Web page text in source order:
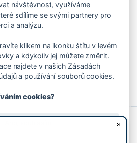
Mobilní rozhlas
mobilu či mailu upozornění na
na kulturní a sportovní akce?
o aplikaci
Prohlášení o používání cookies
návštěvnost, využíváme
sdílíme se svými partnery pro
a analýzu.
klikem na ikonku štítu v levém
a kdykoliv jej můžete změnit.
najdete v našich Zásadách
a používání souborů cookies.
cookies?